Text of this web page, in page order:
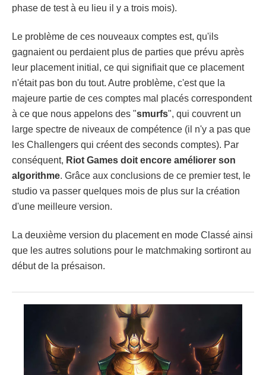
phase de test à eu lieu il y a trois mois).
Le problème de ces nouveaux comptes est, qu'ils
gagnaient ou perdaient plus de parties que prévu après
leur placement initial, ce qui signifiait que ce placement
n'était pas bon du tout. Autre problème, c'est que la
majeure partie de ces comptes mal placés correspondent
à ce que nous appelons des "smurfs", qui couvrent un
large spectre de niveaux de compétence (il n'y a pas que
les Challengers qui créent des seconds comptes). Par
conséquent, Riot Games doit encore améliorer son
algorithme. Grâce aux conclusions de ce premier test, le
studio va passer quelques mois de plus sur la création
d'une meilleure version.
La deuxième version du placement en mode Classé ainsi
que les autres solutions pour le matchmaking sortiront au
début de la présaison.